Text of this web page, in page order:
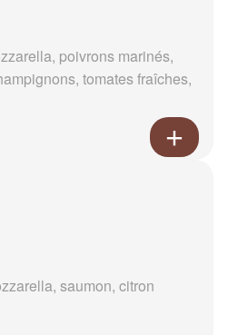
poivrons marinés,
tomates fraîches,
saumon, citron